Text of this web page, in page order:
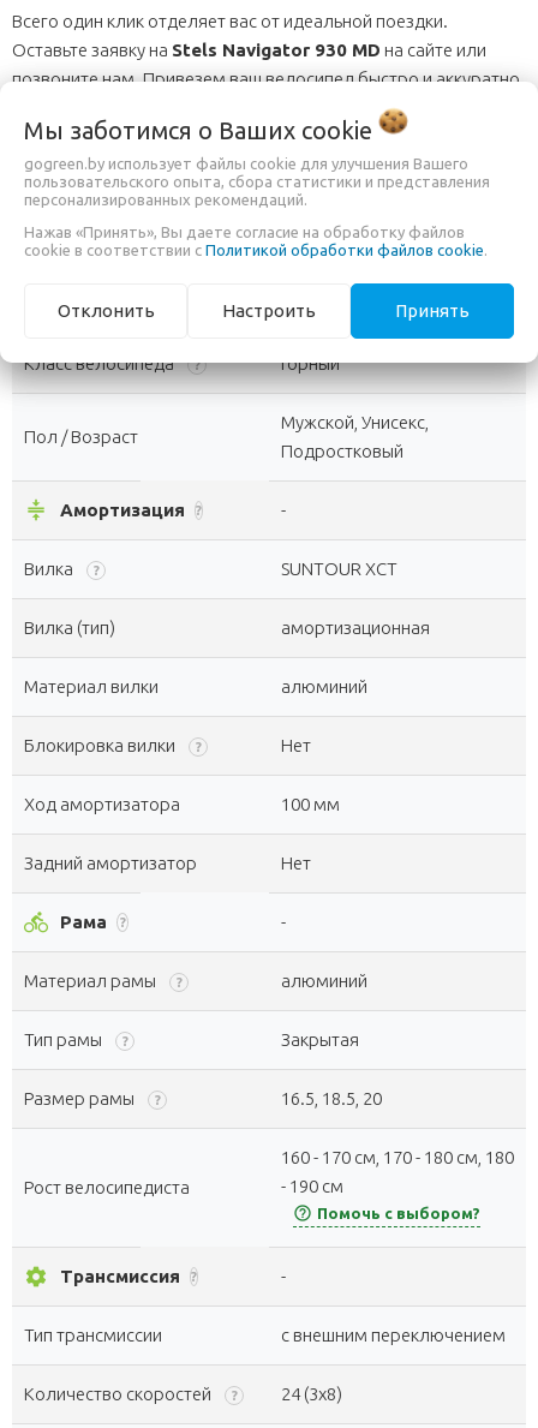
Всего один клик отделяет вас от идеальной поездки.
Оставьте заявку на Stels Navigator 930 MD на сайте или
позвоните нам. Привезем ваш велосипед быстро и аккуратно
в любую точку Беларуси (а по Минску доставка за наш счет)!
ХАРАКТЕРИСТИКИ
Производитель Stels
Дата выхода на рынок 2024
Класс велосипеда ? Горный
Пол / Возраст
Мужской, Унисекс,
Подростковый
compress Амортизация ? -
Вилка ? SUNTOUR XCT
Вилка (тип) амортизационная
Материал вилки алюминий
Блокировка вилки ? Нет
Ход амортизатора 100 мм
Задний амортизатор Нет
directions_bike Рама ? -
Материал рамы ? алюминий
Тип рамы ? Закрытая
Размер рамы ? 16.5, 18.5, 20
Рост велосипедиста
160 - 170 см, 170 - 180 см, 180
- 190 см
help_outline Помочь с выбором?
settings Трансмиссия ? -
Тип трансмиссии с внешним переключением
Количество скоростей ? 24 (3x8)
Мы заботимся о Ваших cookie
gogreen.by использует файлы cookie для улучшения Вашего
пользовательского опыта, сбора статистики и представления
персонализированных рекомендаций.
Нажав «Принять», Вы даете согласие на обработку файлов
cookie в соответствии с Политикой обработки файлов cookie
Отклонить Настроить Принять